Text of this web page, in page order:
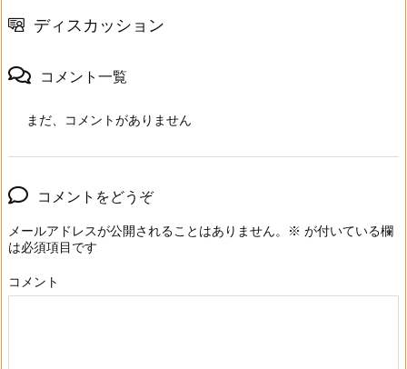
ディスカッション
コメント一覧
まだ、コメントがありません
コメントをどうぞ
メールアドレスが公開されることはありません。 ※ が付いている欄
は必須項目です
コメント